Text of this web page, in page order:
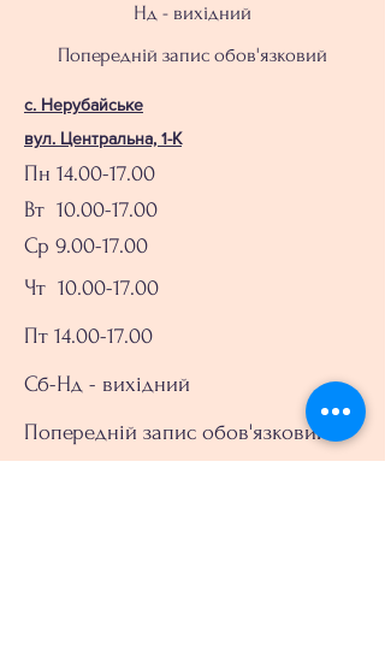
Нд - вихідний
Попередній запис обов'язковий
с. Нерубайське
вул. Центральна, 1-К
Пн 14.00-17.00
Вт 10.00-17.00
Ср 9.00-17.00
Чт 10.00-17.00
Пт 14.00-17.00
Сб-Нд - вихідний
Попередній запис обов'язковий